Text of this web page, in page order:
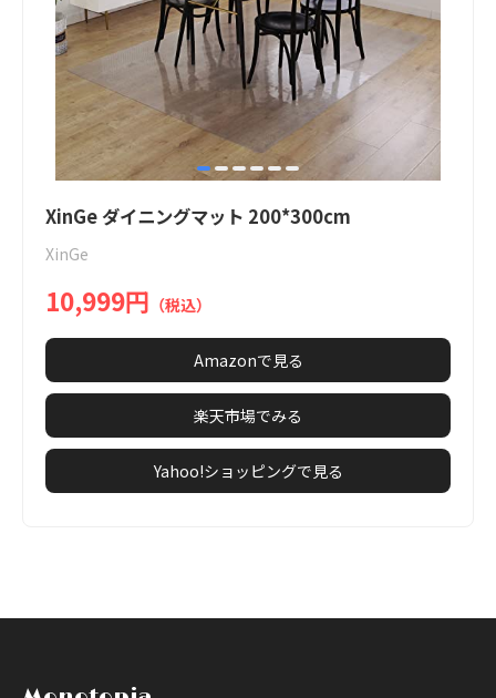
itemitemitemitemitemitem
1
6
XinGe ダイニングマット 200*300cm
XinGe
10,999円 （税込）
Amazonで見る
楽天市場でみる
Yahoo!ショッピングで見る